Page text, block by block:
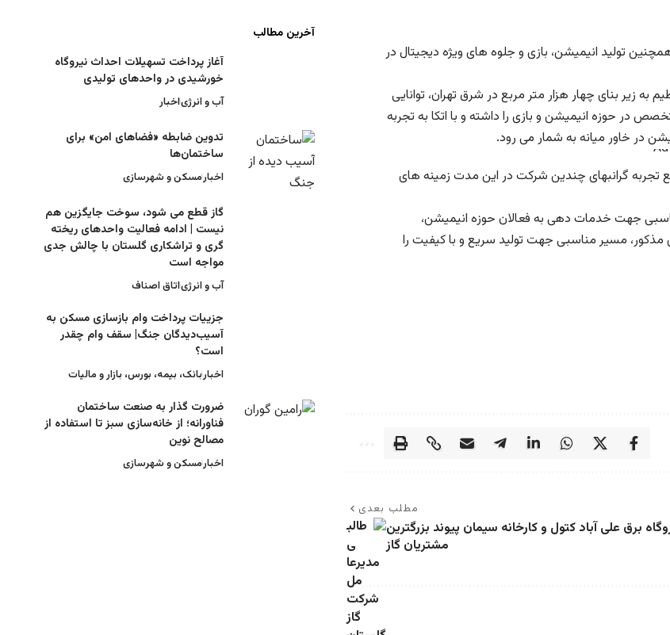
تولید انیمیشن، بازی و جلوه های ویژه دیجیتال در
به زیر بنای چهار هزار متر مربع در شرق تهران، توانایی
فنی فعال و متخصص در حوزه انیمیشن و بازی را داشته و با اتکا به تجربه
در خاور میانه به شمار می رود.
مجموعه از سال ۱۳۷۷ بوده که تجمیع تجربه گرانبهای چندین شرکت در این مدت زمینه های
جهت خدمات دهی به فعالان حوزه انیمیشن،
مذکور، مسیر مناسبی جهت تولید سریع و با کیفیت را
مطلب بعدی
برق علی آباد کتول و کارخانه سیمان پیوند بزرگترین
مشتریان گاز
آخرین مطالب
آغاز پرداخت تسهیلات احداث نیروگاه
خورشیدی در واحدهای تولیدی
آب و انرژیاخبار
تدوین ضابطه «فضاهای امن» برای
ساختمان‌ها
اخبارمسکن و شهرسازی
گاز قطع می شود، سوخت جایگزین هم
نیست | ادامه فعالیت واحدهای ریخته
گری و تراشکاری گلستان با چالش جدی
مواجه است
آب و انرژیاتاق اصناف
جزییات پرداخت وام بازسازی مسکن به
آسیب‌دیدگان جنگ| سقف وام چقدر
است؟
اخباربانک، بیمه، بورس، بازار و مالیات
ضرورت گذار به صنعت ساختمان
فناورانه؛ از خانه‌سازی سبز تا استفاده از
مصالح نوین
اخبارمسکن و شهرسازی